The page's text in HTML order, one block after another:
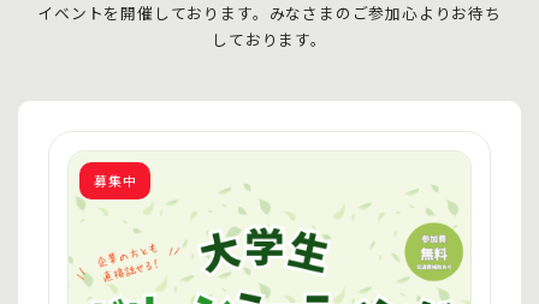
イベントを開催しております。 みなさまのご参加心よりお待ち
しております。
募集中